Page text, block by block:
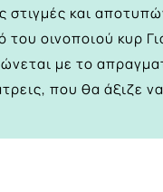
στιγμές και
του οινοποιού κυρ
με το
που θα άξιζε